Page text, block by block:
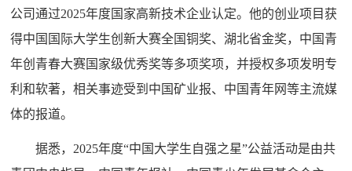
公司通过2025年度国家高新技术企业认定。他的创业项目获
得中国国际大学生创新大赛全国铜奖、湖北省金奖，中国青
年创青春大赛国家级优秀奖等多项奖项，并授权多项发明专
利和软著，相关事迹受到中国矿业报、中国青年网等主流媒
体的报道。
据悉，2025年度“中国大学生自强之星”公益活动是由共